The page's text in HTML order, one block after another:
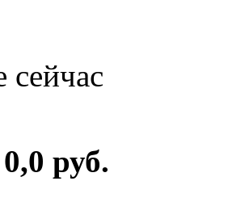
сейчас
0,0 руб.